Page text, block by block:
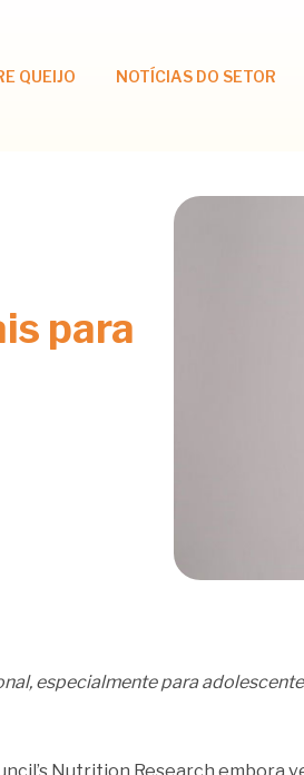
QUEIJO NOTÍCIAS DO SETOR
para
especialmente para